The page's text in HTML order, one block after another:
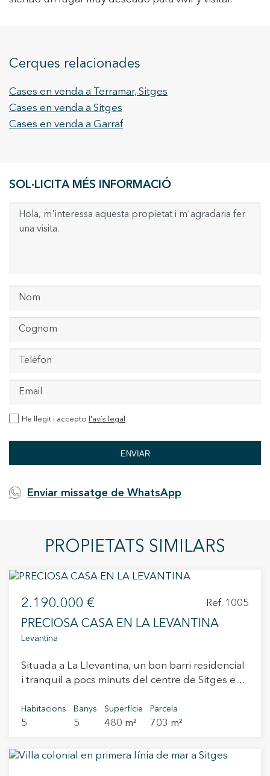
Cerques relacionades
Cases en venda a Terramar, Sitges
Cases en venda a Sitges
Cases en venda a Garraf
SOL·LICITA MÉS INFORMACIÓ
He llegit i accepto l'avís legal
ENVIAR
Enviar missatge de WhatsApp
PROPIETATS SIMILARS
2.190.000 € Ref. 1005
PRECIOSA CASA EN LA LEVANTINA
Levantina
Situada a La Llevantina, un bon barri residencial
i tranquil a pocs minuts del centre de Sitges es
vistes al mar des de totes les estances. L'accés
des del carrer dóna a un pàrquing amb
primera planta es compon d'una sala
Habitacions
5
Banys
5
Superfície
480 m²
Parcela
703 m²